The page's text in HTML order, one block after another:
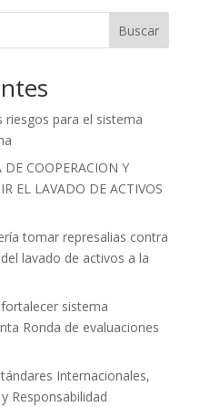
Buscar
para el sistema
DE COOPERACION Y
EL LAVADO DE ACTIVOS
tomar represalias contra
lavado de activos a la
sistema
Ronda de evaluaciones
Internacionales,
Responsabilidad